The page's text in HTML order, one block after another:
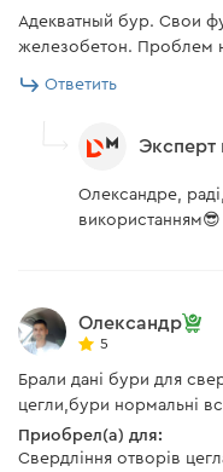
Адекватный бур. Свои
железобетон. Проблем
Ответить
Эксперт
Олександре,
використанням😎
Олександр
5
Брали дані бури для
цегли,бури нормальні
Приобрел(а) для:
Свердління отворів